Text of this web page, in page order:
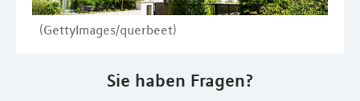
(GettyImages/querbeet)
Sie haben Fragen?